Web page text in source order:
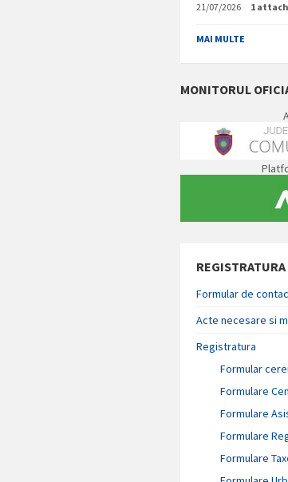
21/07/2026 1
MAI MULTE
MONITORUL
REGISTRATURA
Formular de
Acte necesare si
Registratura
Formular
Formulare
Formulare
Formulare
Formulare